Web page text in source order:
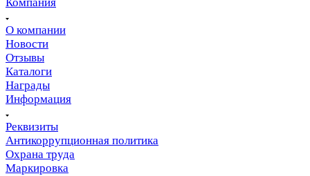
Компания
О компании
Новости
Отзывы
Каталоги
Награды
Информация
Реквизиты
Антикоррупционная политика
Охрана труда
Маркировка